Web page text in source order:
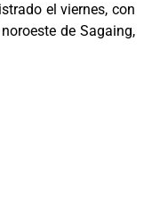
el viernes, con
de Sagaing,